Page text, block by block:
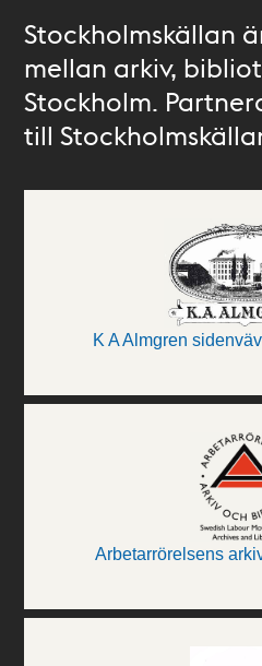
Stockholmskällan
mellan arkiv,
Stockholm.
till
K A Almgren
Arbetarrörelsens